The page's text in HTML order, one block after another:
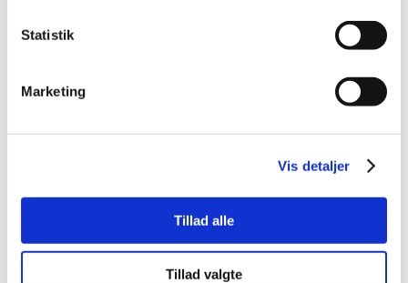
Statistik
Marketing
Vis detaljer
Tillad alle
Tillad valgte